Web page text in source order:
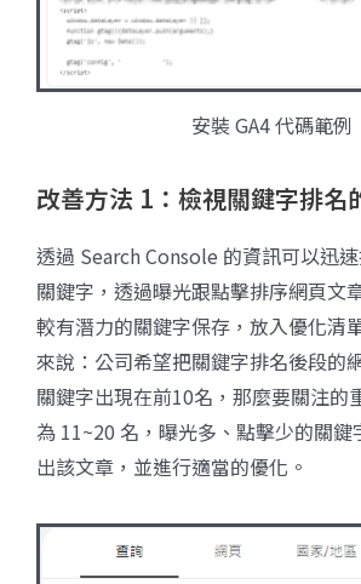
安裝 GA4 代碼範例
改善方法 1：檢視關鍵字排名
透過 Search Console 的資訊可以迅
關鍵字，透過曝光跟點擊排序網頁文
較有潛力的關鍵字保存，放入優化清
來說：公司希望把關鍵字排名後段的
關鍵字出現在前10名，那麼要關注的
為 11~20 名，曝光多、點擊少的關
出該文章，並進行適當的優化。